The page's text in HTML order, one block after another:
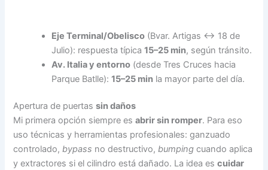
Eje Terminal/Obelisco (Bvar. Artigas ↔ 18 de
Julio): respuesta típica15–25 min, según tránsito.
Av. Italia y entorno (desde Tres Cruces hacia
Parque Batlle):15–25 min la mayor parte del día.
Apertura de puertassin daños
Mi primera opción siempre esabrir sin romper. Para eso
uso técnicas y herramientas profesionales: ganzuado
controlado,bypass no destructivo,bumping cuando aplica
y extractores si el cilindro está dañado. La idea escuidar